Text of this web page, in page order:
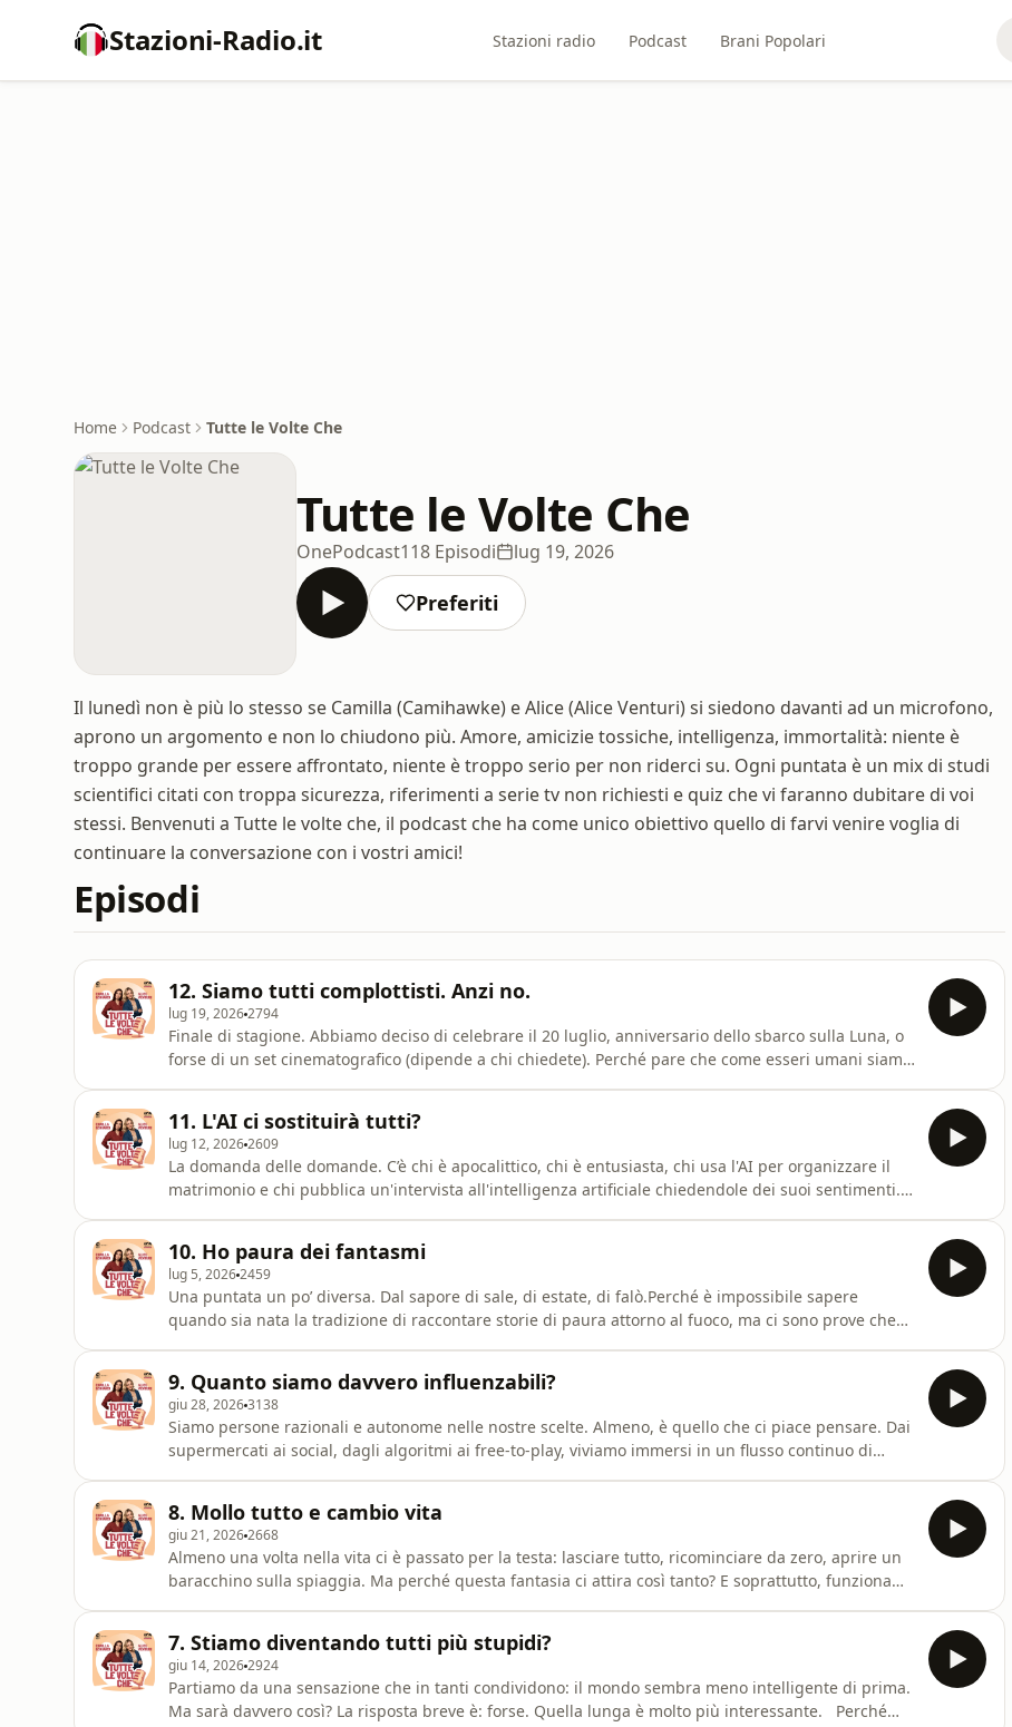
Stazioni-Radio.it Stazioni radio Podcast Brani Popolari
Home Podcast Tutte le Volte Che
Tutte le Volte Che
OnePodcast118 Episodi lug 19, 2026
Preferiti
Il lunedì non è più lo stesso se Camilla (Camihawke) e Alice (Alice Venturi) si siedono davanti ad un microfono,
aprono un argomento e non lo chiudono più. Amore, amicizie tossiche, intelligenza, immortalità: niente è
troppo grande per essere affrontato, niente è troppo serio per non riderci su. Ogni puntata è un mix di studi
scientifici citati con troppa sicurezza, riferimenti a serie tv non richiesti e quiz che vi faranno dubitare di voi
stessi. Benvenuti a Tutte le volte che, il podcast che ha come unico obiettivo quello di farvi venire voglia di
continuare la conversazione con i vostri amici!
Episodi
12. Siamo tutti complottisti. Anzi no.
lug 19, 20262794
Finale di stagione. Abbiamo deciso di celebrare il 20 luglio, anniversario dello sbarco sulla Luna, o
forse di un set cinematografico (dipende a chi chiedete). Perché pare che come esseri umani siamo
com
11. L'AI ci sostituirà tutti?
lug 12, 20262609
La domanda delle domande. C’è chi è apocalittico, chi è entusiasta, chi usa l'AI per organizzare il
matrimonio e chi pubblica un'intervista all'intelligenza artificiale chiedendole dei suoi sentimenti.
10. Ho paura dei fantasmi
lug 5, 20262459
Una puntata un po’ diversa. Dal sapore di sale, di estate, di falò.Perché è impossibile sapere
quando sia nata la tradizione di raccontare storie di paura attorno al fuoco, ma ci sono prove che
paura?
9. Quanto siamo davvero influenzabili?
giu 28, 20263138
Siamo persone razionali e autonome nelle nostre scelte. Almeno, è quello che ci piace pensare. Dai
supermercati ai social, dagli algoritmi ai free-to-play, viviamo immersi in un flusso continuo di
shopping comp
8. Mollo tutto e cambio vita
giu 21, 20262668
Almeno una volta nella vita ci è passato per la testa: lasciare tutto, ricominciare da zero, aprire un
baracchino sulla spiaggia. Ma perché questa fantasia ci attira così tanto? E soprattutto, funziona
prenotare
7. Stiamo diventando tutti più stupidi?
giu 14, 20262924
Partiamo da una sensazione che in tanti condividono: il mondo sembra meno intelligente di prima.
Ma sarà davvero così? La risposta breve è: forse. Quella lunga è molto più interessante. Perché